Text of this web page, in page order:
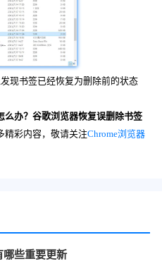
现书签已经恢复为删除前的状态
么办？谷歌浏览器恢复误删除书签
精彩内容，敬请关注Chrome浏览器
哪些重要更新